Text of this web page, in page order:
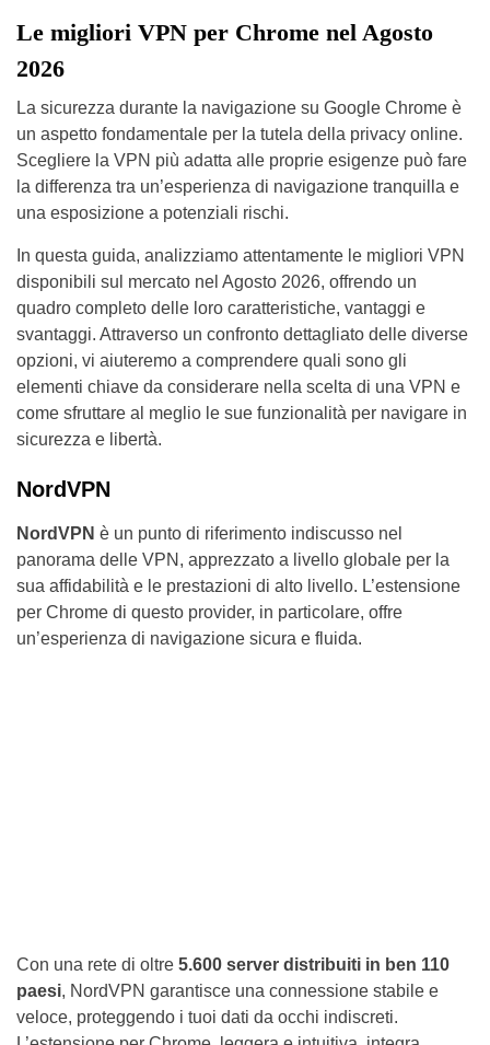
Le migliori VPN per Chrome nel Agosto
2026
La sicurezza durante la navigazione su Google Chrome è
un aspetto fondamentale per la tutela della privacy online.
Scegliere la VPN più adatta alle proprie esigenze può fare
la differenza tra un’esperienza di navigazione tranquilla e
una esposizione a potenziali rischi.
In questa guida, analizziamo attentamente le migliori VPN
disponibili sul mercato nel Agosto 2026, offrendo un
quadro completo delle loro caratteristiche, vantaggi e
svantaggi. Attraverso un confronto dettagliato delle diverse
opzioni, vi aiuteremo a comprendere quali sono gli
elementi chiave da considerare nella scelta di una VPN e
come sfruttare al meglio le sue funzionalità per navigare in
sicurezza e libertà.
NordVPN
NordVPN è un punto di riferimento indiscusso nel
panorama delle VPN, apprezzato a livello globale per la
sua affidabilità e le prestazioni di alto livello. L’estensione
per Chrome di questo provider, in particolare, offre
un’esperienza di navigazione sicura e fluida.
Con una rete di oltre 5.600 server distribuiti in ben 110
paesi, NordVPN garantisce una connessione stabile e
veloce, proteggendo i tuoi dati da occhi indiscreti.